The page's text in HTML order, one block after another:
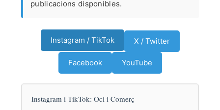
publicacions disponibles.
Instagram / TikTok X / Twitter
Facebook YouTube
Instagram i TikTok: Oci i Comerç